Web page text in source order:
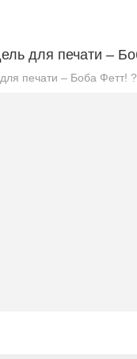
для печати –
печати – Боба Фетт!